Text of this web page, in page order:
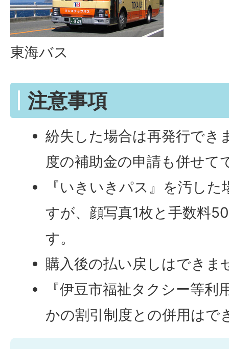
東海バス
注意事項
紛失した場合は再発行でき
度の補助金の申請も併せて
『いきいきパス』を汚し
すが、顔写真1枚と手数料
す。
購入後の払い戻しはできま
『伊豆市福祉タクシー等
かの割引制度との併用はで